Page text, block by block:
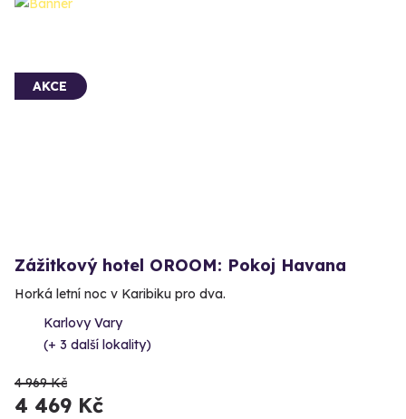
AKCE
Zážitkový hotel OROOM: Pokoj Havana
Horká letní noc v Karibiku pro dva.
Karlovy Vary
(+ 3 další lokality)
4 969 Kč
4 469 Kč